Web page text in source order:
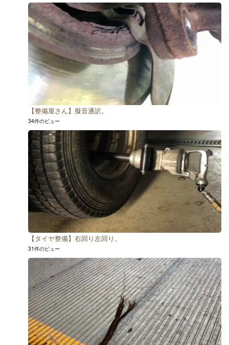
【整備屋さん】擬音通訳。
34件のビュー
【タイヤ整備】右回り左回り。
31件のビュー